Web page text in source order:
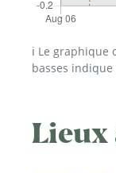
ℹ️ Le
basses